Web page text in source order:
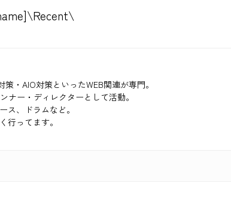
・AIO対策といったWEB関連が専門。
ナー・ディレクターとして活動。
ス、ドラムなど。
行ってます。